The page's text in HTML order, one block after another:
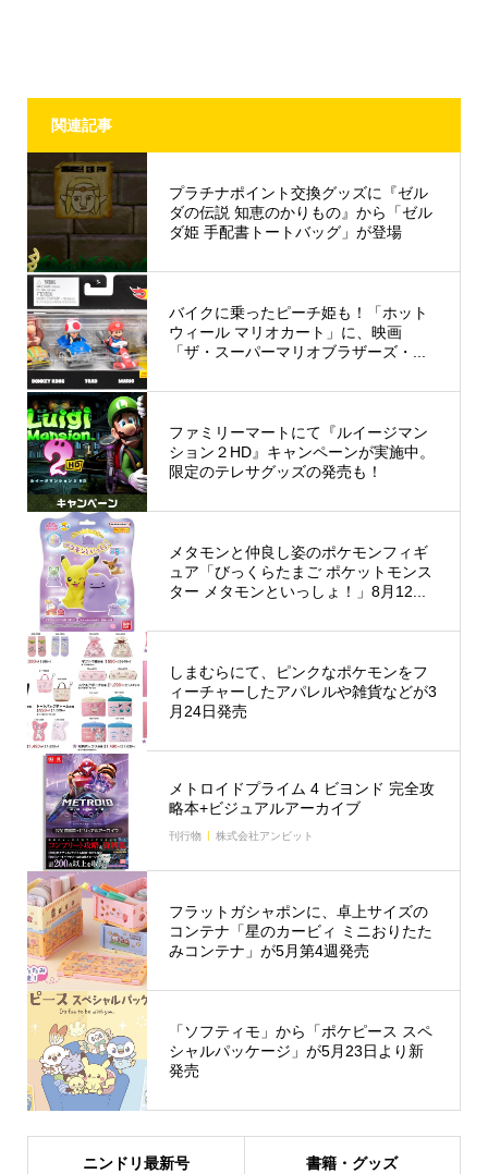
関連記事
プラチナポイント交換グッズに『ゼル
ダの伝説 知恵のかりもの』から「ゼル
ダ姫 手配書トートバッグ」が登場
バイクに乗ったピーチ姫も！「ホット
ウィール マリオカート」に、映画
「ザ・スーパーマリオブラザーズ・...
ファミリーマートにて『ルイージマン
ション２HD』キャンペーンが実施中。
限定のテレサグッズの発売も！
メタモンと仲良し姿のポケモンフィギ
ュア「びっくらたまご ポケットモンス
ター メタモンといっしょ！」8月12...
しまむらにて、ピンクなポケモンをフ
ィーチャーしたアパレルや雑貨などが3
月24日発売
メトロイドプライム 4 ビヨンド 完全攻
略本+ビジュアルアーカイブ
刊行物 株式会社アンビット
フラットガシャポンに、卓上サイズの
コンテナ「星のカービィ ミニおりたた
みコンテナ」が5月第4週発売
「ソフティモ」から「ポケピース スペ
シャルパッケージ」が5月23日より新
発売
ニンドリ最新号 書籍・グッズ